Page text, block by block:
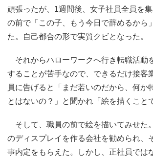
頑張ったが、1週間後、女子社員全員を
の前で「この子、もう今日で辞めるから
た。自己都合の形で実質クビとなった。
それからハローワークへ行き転職活動
することが苦手なので、できるだけ接客
員に告げると「まだ若いのだから、何か
とはないの？」と聞かれ「絵を描くこと
そして、職員の前で絵を描いてみせた
のディスプレイを作る会社を勧められ、
事内定をもらえた。しかし、正社員では